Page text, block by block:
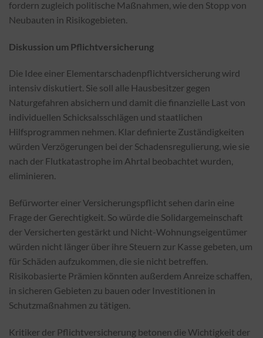
fordern zugleich politische Maßnahmen, wie den Stopp von
Neubauten in Risikogebieten.
Diskussion um Pflichtversicherung
Die Idee einer Elementarschadenpflichtversicherung wird
intensiv diskutiert. Sie soll alle Hausbesitzer gegen
Naturgefahren absichern und damit die finanzielle Last von
individuellen Schicksalsschlägen und staatlichen
Hilfsprogrammen nehmen. Klar definierte Zuständigkeiten
würden Verzögerungen bei der Schadensregulierung, wie sie
nach der Flutkatastrophe im Ahrtal beobachtet wurden,
eliminieren.
Befürworter einer Versicherungspflicht sehen darin eine
Frage der Gerechtigkeit. So würde die Solidargemeinschaft
der Versicherten gestärkt und Nicht-Wohnungseigentümer
würden nicht länger über ihre Steuern zur Kasse gebeten, um
für Schäden aufzukommen, die sie nicht betreffen.
Risikobasierte Prämien könnten außerdem Anreize schaffen,
in sicheren Gebieten zu bauen oder Investitionen in
Schutzmaßnahmen zu tätigen.
Kritiker der Pflichtversicherung betonen die Wichtigkeit der